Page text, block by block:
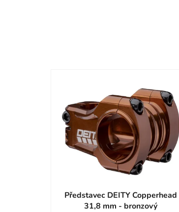
Představec DEITY Copperhead
31,8 mm - bronzový